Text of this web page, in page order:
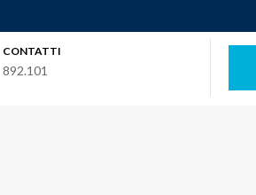
CONTATTI
892.101